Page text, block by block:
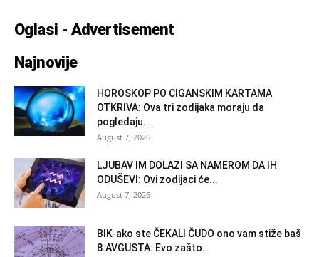
Oglasi - Advertisement
Najnovije
HOROSKOP PO CIGANSKIM KARTAMA
OTKRIVA: Ova tri zodijaka moraju da
pogledaju...
August 7, 2026
LJUBAV IM DOLAZI SA NAMEROM DA IH
ODUŠEVI: Ovi zodijaci će...
August 7, 2026
BIK-ako ste ČEKALI ČUDO ono vam stiže baš
8.AVGUSTA: Evo zašto...